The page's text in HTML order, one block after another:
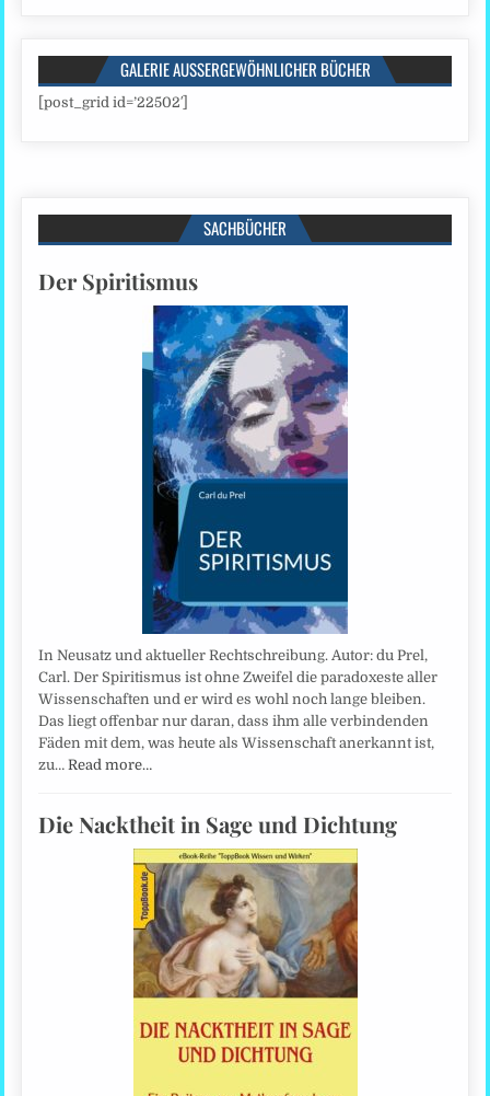
GALERIE AUSSERGEWÖHNLICHER BÜCHER
[post_grid id=’22502′]
SACHBÜCHER
Der Spiritismus
In Neusatz und aktueller Rechtschreibung. Autor: du Prel,
Carl. Der Spiritismus ist ohne Zweifel die paradoxeste aller
Wissenschaften und er wird es wohl noch lange bleiben.
Das liegt offenbar nur daran, dass ihm alle verbindenden
Fäden mit dem, was heute als Wissenschaft anerkannt ist,
zu…Read more…
Die Nacktheit in Sage und Dichtung